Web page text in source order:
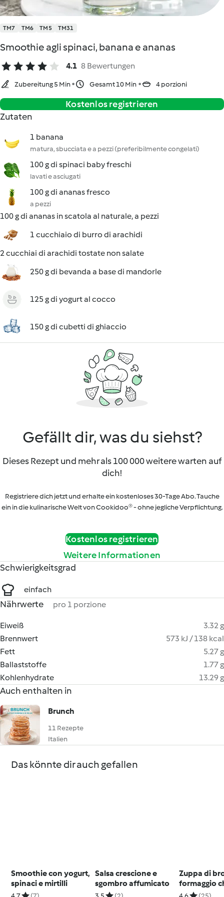
TM7 TM6 TM5 TM31
Smoothie agli spinaci, banana e ananas
4.1 8 Bewertungen
Zubereitung 5 Min Gesamt 10 Min 4 porzioni
Kostenlos registrieren
Zutaten
1 banana
matura, sbucciata e a pezzi (preferibilmente congelati)
100 g di spinaci baby freschi
lavati e asciugati
100 g di ananas fresco
a pezzi
100 g di ananas in scatola al naturale, a pezzi
1 cucchiaio di burro di arachidi
2 cucchiai di arachidi tostate non salate
250 g di bevanda a base di mandorle
125 g di yogurt al cocco
150 g di cubetti di ghiaccio
Gefällt dir, was du siehst?
Dieses Rezept und mehr als 100 000 weitere warten auf
dich!
Registriere dich jetzt und erhalte ein kostenloses 30-Tage Abo. Tauche
ein in die kulinarische Welt von Cookidoo® - ohne jegliche Verpflichtung.
Kostenlos registrieren
Weitere Informationen
Schwierigkeitsgrad
einfach
Nährwerte pro 1 porzione
Eiweiß
3.32 g
Brennwert
573 kJ / 138 kcal
Fett
5.27 g
Ballaststoffe
1.77 g
Kohlenhydrate
13.29 g
Auch enthalten in
Brunch
11 Rezepte
Italien
Das könnte dir auch gefallen
Smoothie con yogurt,
spinaci e mirtilli
Salsa crescione e
sgombro affumicato
Zuppa di
formaggio
pagnotta